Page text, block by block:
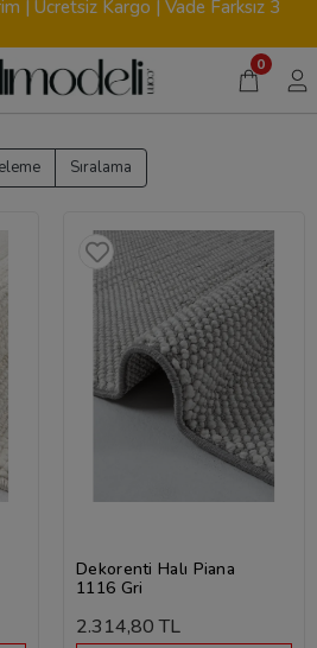
| Ücretsiz Kargo | Vade Farksız 3
0
Sıralama
Dekorenti Halı Piana
1116 Gri
2.314,80 TL